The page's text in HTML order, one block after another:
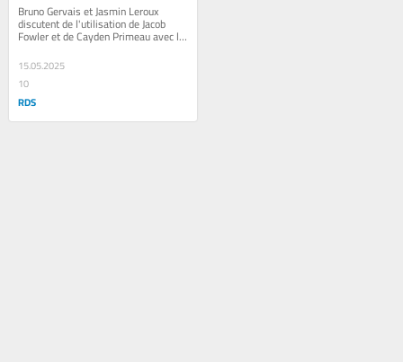
Bruno Gervais et Jasmin Leroux
discutent de l'utilisation de Jacob
Fowler et de Cayden Primeau avec le
Rocket de Laval.
15.05.2025
10
RDS